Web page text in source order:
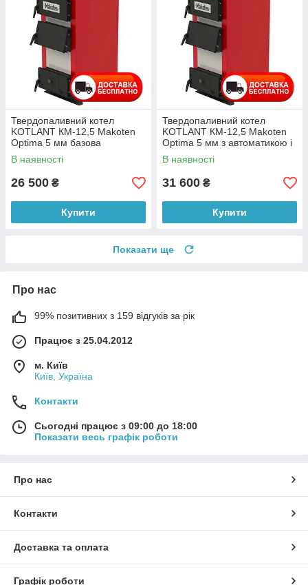
Твердопаливний котел
KOTLANT КМ-12,5 Makoten
Optima 5 мм базова
комплектація
В наявності
26 500 ₴
Купити
Твердопаливний котел
KOTLANT КМ-12,5 Makoten
Optima 5 мм з автоматикою і
вентилятором
В наявності
31 600 ₴
Купити
Показати ще
Про нас
99% позитивних з 159 відгуків за рік
Працює з 25.04.2012
м. Київ
Київ, Україна
Контакти
Сьогодні працює з 09:00 до 18:00
Показати весь графік роботи
Про нас
Контакти
Доставка та оплата
Графік роботи